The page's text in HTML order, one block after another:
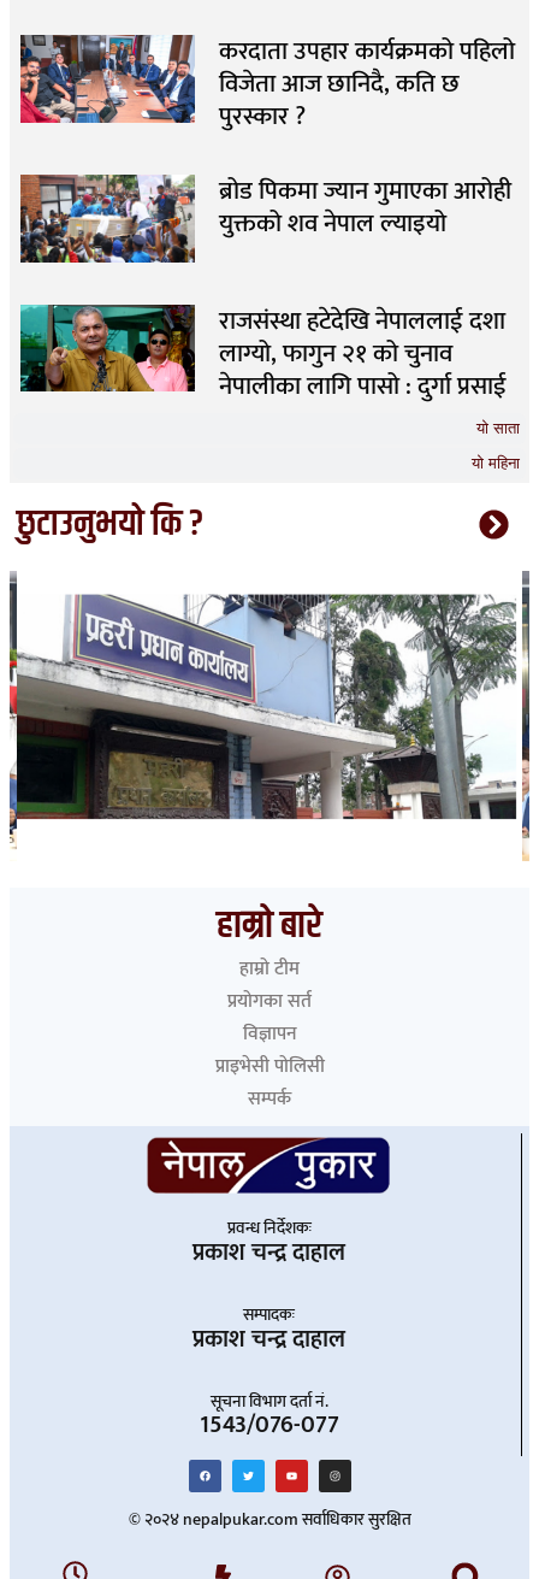
यो साता
यो महिना
करदाता उपहार कार्यक्रमको पहिलो
विजेता आज छानिदै, कति छ
पुरस्कार ?
ब्रोड पिकमा ज्यान गुमाएका आरोही
युक्तको शव नेपाल ल्याइयो
राजसंस्था हटेदेखि नेपाललाई दशा
लाग्यो, फागुन २१ को चुनाव
नेपालीका लागि पासो : दुर्गा प्रसाई
छुटाउनुभयो कि ?
हाम्रो बारे
हाम्रो टीम
प्रयोगका सर्त
विज्ञापन
प्राइभेसी पोलिसी
सम्पर्क
प्रवन्ध निर्देशकः
प्रकाश चन्द्र दाहाल
सम्पादकः
प्रकाश चन्द्र दाहाल
सूचना विभाग दर्ता नं.
1543/076-077
© २०२४ nepalpukar.com सर्वाधिकार सुरक्षित